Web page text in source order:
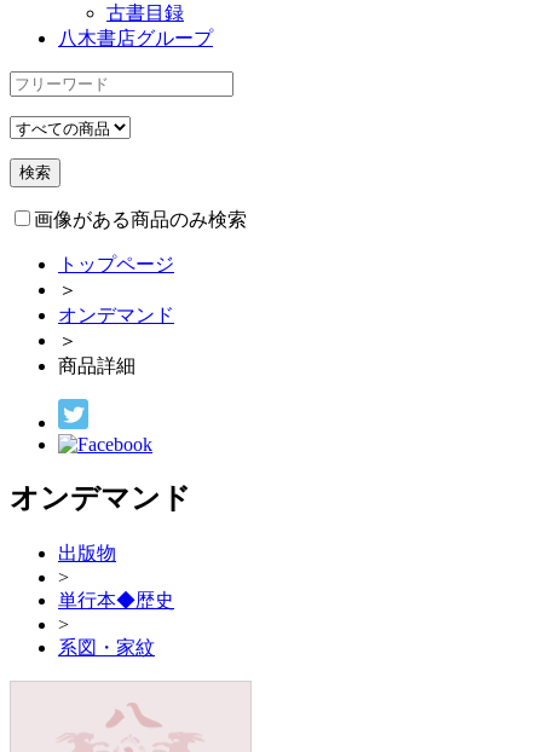
古書目録
八木書店グループ
画像がある商品のみ検索
トップページ
＞
オンデマンド
＞
商品詳細
オンデマンド
出版物
>
単行本◆歴史
>
系図・家紋